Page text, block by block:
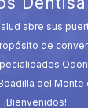
abre sus
de
del Monte
¡Bienvenidos!